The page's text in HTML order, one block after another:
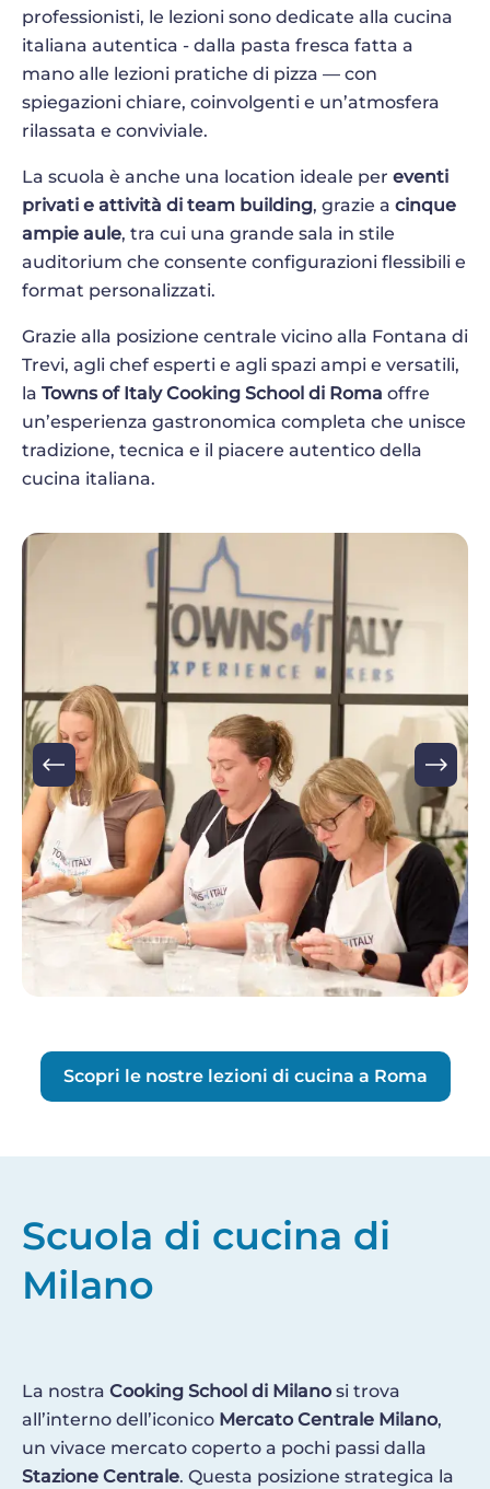
professionisti, le lezioni sono dedicate alla cucina
italiana autentica - dalla pasta fresca fatta a
mano alle lezioni pratiche di pizza — con
spiegazioni chiare, coinvolgenti e un’atmosfera
rilassata e conviviale.
La scuola è anche una location ideale per eventi
privati e attività di team building, grazie a cinque
ampie aule, tra cui una grande sala in stile
auditorium che consente configurazioni flessibili e
format personalizzati.
Grazie alla posizione centrale vicino alla Fontana di
Trevi, agli chef esperti e agli spazi ampi e versatili,
la Towns of Italy Cooking School di Roma offre
un’esperienza gastronomica completa che unisce
tradizione, tecnica e il piacere autentico della
cucina italiana.
Image
Scopri le nostre lezioni di cucina a Roma
Scuola di cucina di
Milano
La nostra Cooking School di Milano si trova
all’interno dell’iconico Mercato Centrale Milano,
un vivace mercato coperto a pochi passi dalla
Stazione Centrale. Questa posizione strategica la